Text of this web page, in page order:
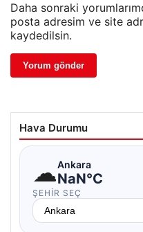
Daha sonraki
posta adresim ve site
kaydedilsin.
Hava Durumu
☁Ankara
NaN°C
ŞEHIR SEÇ